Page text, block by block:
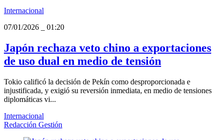
Internacional
07/01/2026
01:20
Japón rechaza veto chino a exportaciones
de uso dual en medio de tensión
Tokio calificó la decisión de Pekín como desproporcionada e
injustificada, y exigió su reversión inmediata, en medio de tensiones
diplomáticas vi...
Internacional
Redacción Gestión